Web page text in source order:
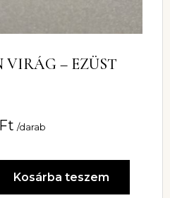
VIRÁG – EZÜST
Ft /darab
Kosárba teszem